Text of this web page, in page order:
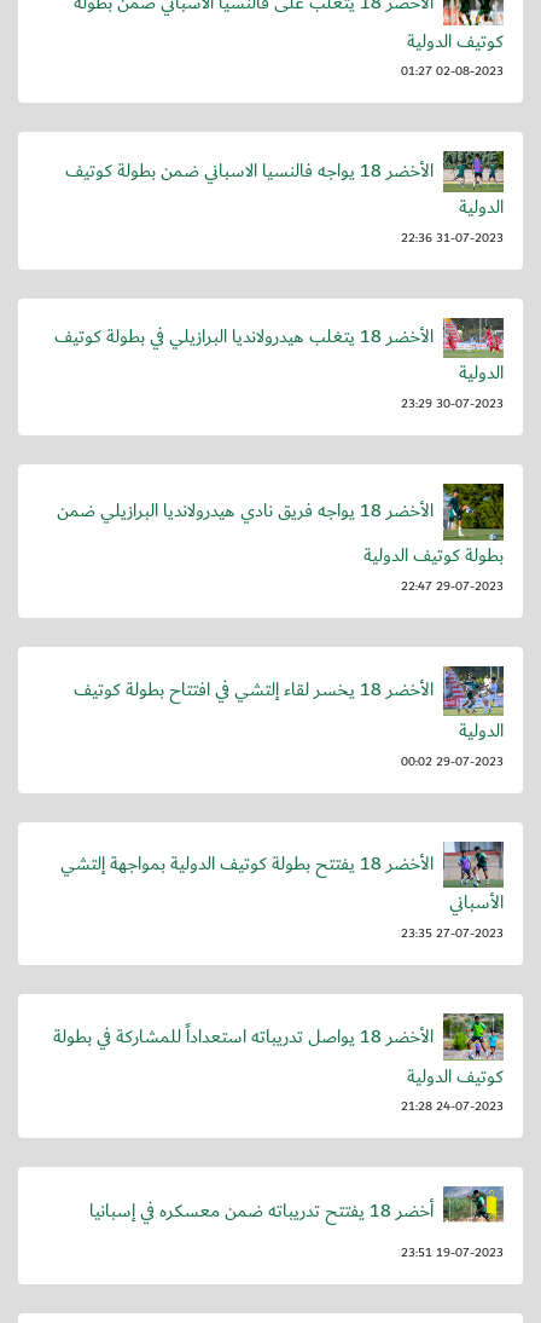
كوتيف الدولية
02-08-2023 01:27
الأخضر 18 يواجه فالنسيا الاسباني ضمن بطولة كوتيف
الدولية
31-07-2023 22:36
الأخضر 18 يتغلب هيدرولانديا البرازيلي في بطولة كوتيف
الدولية
30-07-2023 23:29
الأخضر 18 يواجه فريق نادي هيدرولانديا البرازيلي ضمن
بطولة كوتيف الدولية
29-07-2023 22:47
الأخضر 18 يخسر لقاء إلتشي في افتتاح بطولة كوتيف
الدولية
29-07-2023 00:02
الأخضر 18 يفتتح بطولة كوتيف الدولية بمواجهة إلتشي
الأسباني
27-07-2023 23:35
الأخضر 18 يواصل تدريباته استعداداً للمشاركة في بطولة
كوتيف الدولية
24-07-2023 21:28
أخضر 18 يفتتح تدريباته ضمن معسكره في إسبانيا
19-07-2023 23:51